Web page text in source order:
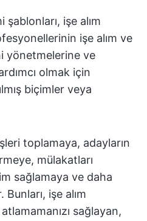
işe alım
işe alım ve
yönetmelerine ve
olmak için
biçimler veya
toplamaya, adayların
mülakatları
sağlamaya ve daha
Bunları, işe alım
sağlayan,